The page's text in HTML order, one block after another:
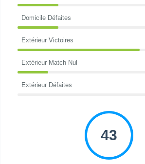
Domicile Défaites
Extérieur Victoires
Extérieur Match Nul
Extérieur Défaites
43